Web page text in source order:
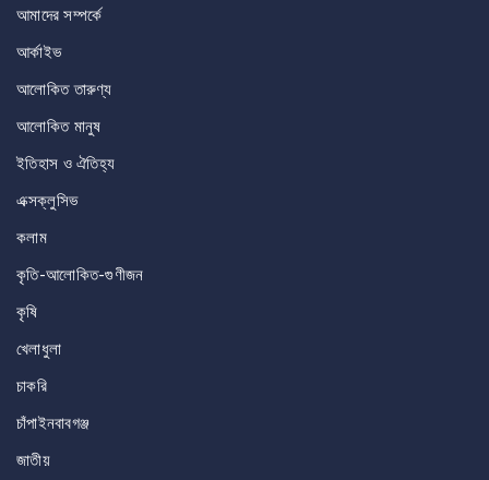
আমাদের সম্পর্কে
আর্কাইভ
আলোকিত তারুণ্য
আলোকিত মানুষ
ইতিহাস ও ঐতিহ্য
এক্সক্লুসিভ
কলাম
কৃতি-আলোকিত-গুণীজন
কৃষি
খেলাধুলা
চাকরি
চাঁপাইনবাবগঞ্জ
জাতীয়